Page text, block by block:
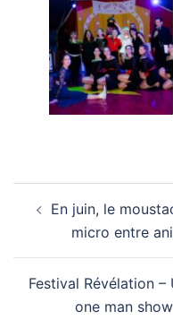
d’article
En juin, le
micro entre
Festival Révélation –
one man